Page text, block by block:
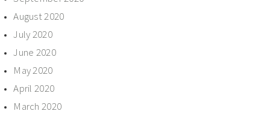
August 2020
July 2020
June 2020
May 2020
April 2020
March 2020